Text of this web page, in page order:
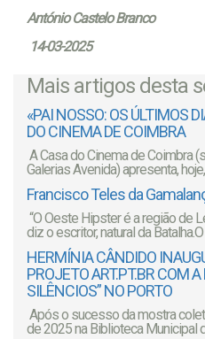
António Castelo Branco
14-03-2025
Mais artigos desta
«PAI NOSSO: OS ÚLTIMOS
DO CINEMA DE COIMBRA
A Casa do Cinema de Coimbra
Galerias Avenida) apresenta,
Francisco Teles da
“O Oeste Hipster é a região de
diz o escritor, natural da Batalha.O
HERMÍNIA CÂNDIDO
PROJETO ART.PT.BR COM
SILÊNCIOS” NO PORTO
Após o sucesso da mostra
de 2025 na Biblioteca Municipal